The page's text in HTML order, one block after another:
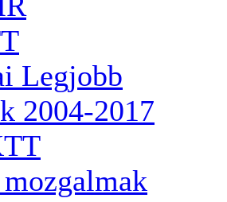
Legjobb
2004-2017